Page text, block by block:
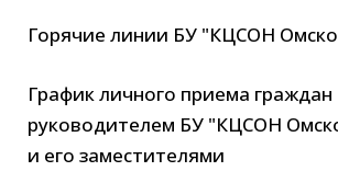
Горячие линии БУ "КЦСОН
График личного приема граждан
руководителем БУ "КЦСОН
и его заместителями